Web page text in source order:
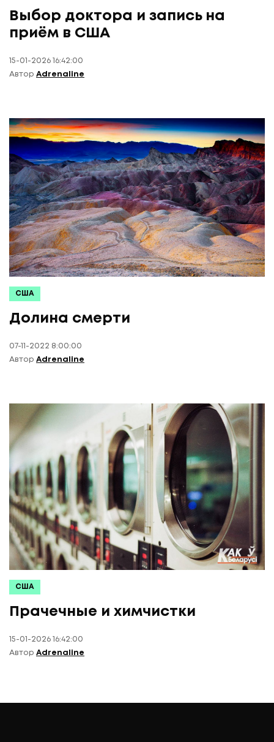
Выбор доктора и запись на
приём в США
15-01-2026 16:42:00
Автор Adrenaline
США
Долина смерти
07-11-2022 8:00:00
Автор Adrenaline
США
Прачечные и химчистки
15-01-2026 16:42:00
Автор Adrenaline